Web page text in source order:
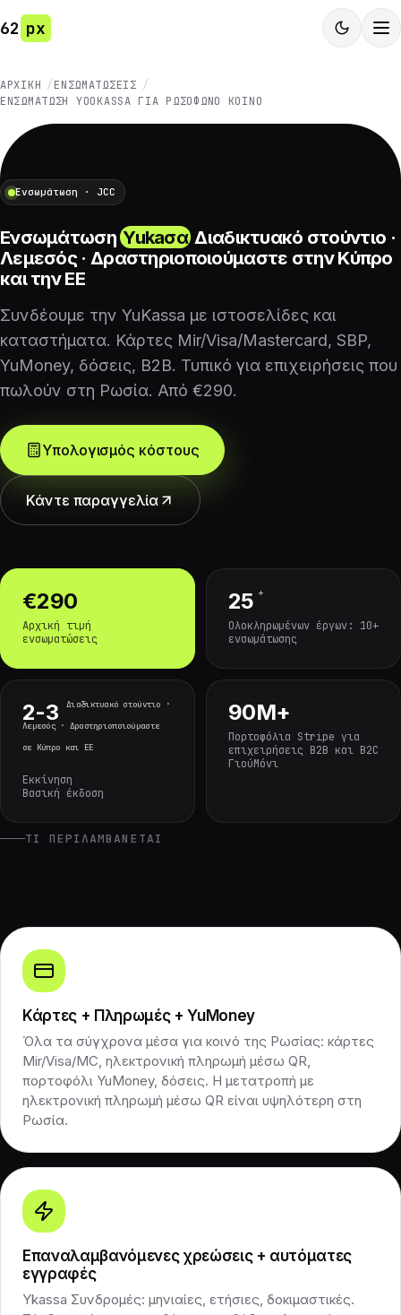
62 px
ΑΡΧΙΚΉ
ΕΝΣΩΜΑΤΏΣΕΙΣ
ΕΝΣΩΜΆΤΩΣΗ YOOKASSA ΓΙΑ ΡΩΣΌΦΩΝΟ ΚΟΙΝΌ
Ενσωμάτωση · JCC
ΕνσωμάτωσηYukaσα Διαδικτυακό στούντιο ·
Λεμεσός · Δραστηριοποιούμαστε στην Κύπρο
και την ΕΕ
Συνδέουμε την YuKassa με ιστοσελίδες και
καταστήματα. Κάρτες Mir/Visa/Mastercard, SBP,
YuMoney, δόσεις, B2B. Τυπικό για επιχειρήσεις που
πωλούν στη Ρωσία. Από €290.
Υπολογισμός κόστους
Κάντε παραγγελία
€290
Αρχική τιμή
ενσωματώσεις
25 +
Ολοκληρωμένων έργων: 10+
ενσωμάτωσης
2-3
Διαδικτυακό στούντιο ·
Λεμεσός · Δραστηριοποιούμαστε
σε Κύπρο και ΕΕ
Εκκίνηση
Βασική έκδοση
90M+
Πορτοφόλια Stripe για
επιχειρήσεις B2B και B2C
ΓιούΜόνι
ΤΙ ΠΕΡΙΛΑΜΒΆΝΕΤΑΙ
Κάρτες + Πληρωμές + YuMoney
Όλα τα σύγχρονα μέσα για κοινό της Ρωσίας: κάρτες
Mir/Visa/MC, ηλεκτρονική πληρωμή μέσω QR,
πορτοφόλι YuMoney, δόσεις. Η μετατροπή με
ηλεκτρονική πληρωμή μέσω QR είναι υψηλότερη στη
Ρωσία.
Επαναλαμβανόμενες χρεώσεις + αυτόματες
εγγραφές
Ykassa Συνδρομές: μηνιαίες, ετήσιες, δοκιμαστικές.